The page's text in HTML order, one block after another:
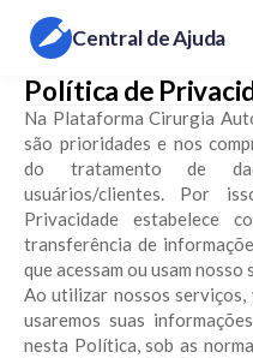
Central de Ajuda
Política de
Na Plataforma Cirurgia
são prioridades e nos
do tratamento de
usuários/clientes. Por
Privacidade
transferência de
que acessam ou usam nosso
Ao utilizar nossos serviços,
usaremos suas
nesta Política, sob as